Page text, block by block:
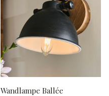
Wandlampe Ballée